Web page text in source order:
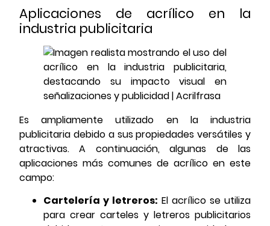
Aplicaciones de acrílico en la
industria publicitaria
Es ampliamente utilizado en la industria
publicitaria debido a sus propiedades versátiles y
atractivas. A continuación, algunas de las
aplicaciones más comunes de acrílico en este
campo:
Cartelería y letreros: El acrílico se utiliza
para crear carteles y letreros publicitarios